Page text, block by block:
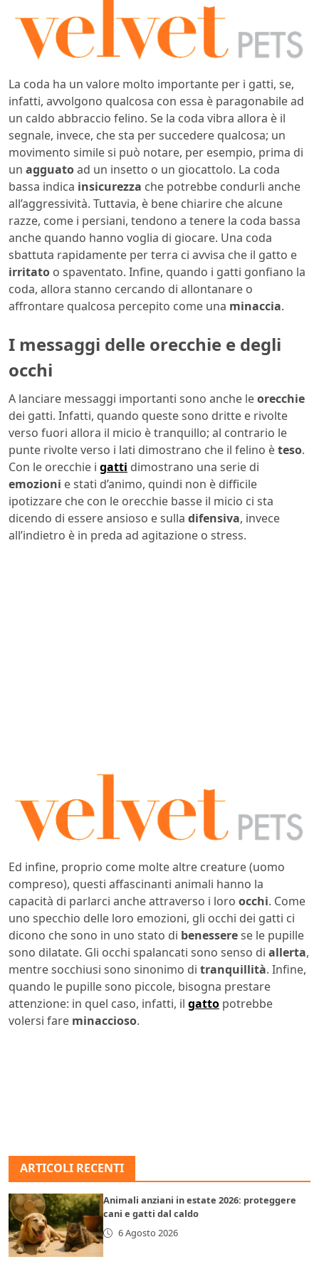
La coda ha un valore molto importante per i gatti, se,
infatti, avvolgono qualcosa con essa è paragonabile ad
un caldo abbraccio felino. Se la coda vibra allora è il
segnale, invece, che sta per succedere qualcosa; un
movimento simile si può notare, per esempio, prima di
un agguatoad un insetto o un giocattolo. La coda
bassa indica insicurezza che potrebbe condurli anche
all’aggressività. Tuttavia, è bene chiarire che alcune
razze, come i persiani, tendono a tenere la coda bassa
anche quando hanno voglia di giocare. Una coda
sbattuta rapidamente per terra ci avvisa che il gatto e
irritato o spaventato. Infine, quando i gatti gonfiano la
coda, allora stanno cercando di allontanare o
affrontare qualcosa percepito come una minaccia.
I messaggi delle orecchie e degli
occhi
A lanciare messaggi importanti sono anche leorecchie
dei gatti. Infatti, quando queste sono dritte e rivolte
verso fuori allora il micio è tranquillo; al contrario le
punte rivolte verso i lati dimostrano che il felino èteso.
Con le orecchie i gatti dimostrano una serie di
emozioni e stati d’animo, quindi non è difficile
ipotizzare che con le orecchie basse il micio ci sta
dicendo di essere ansioso e sulla difensiva, invece
all’indietro è in preda ad agitazione o stress.
Ed infine, proprio come molte altre creature (uomo
compreso), questi affascinanti animali hanno la
capacità di parlarci anche attraverso i loro occhi. Come
uno specchio delle loro emozioni, gli occhi dei gatti ci
dicono che sono in uno stato di benesserese le pupille
sono dilatate. Gli occhi spalancati sono senso di allerta,
mentre socchiusi sono sinonimo di tranquillità. Infine,
quando le pupille sono piccole, bisogna prestare
attenzione: in quel caso, infatti, il gatto potrebbe
volersi fare minaccioso.
ARTICOLI RECENTI
Animali anziani in estate 2026: proteggere
cani e gatti dal caldo
6 Agosto 2026